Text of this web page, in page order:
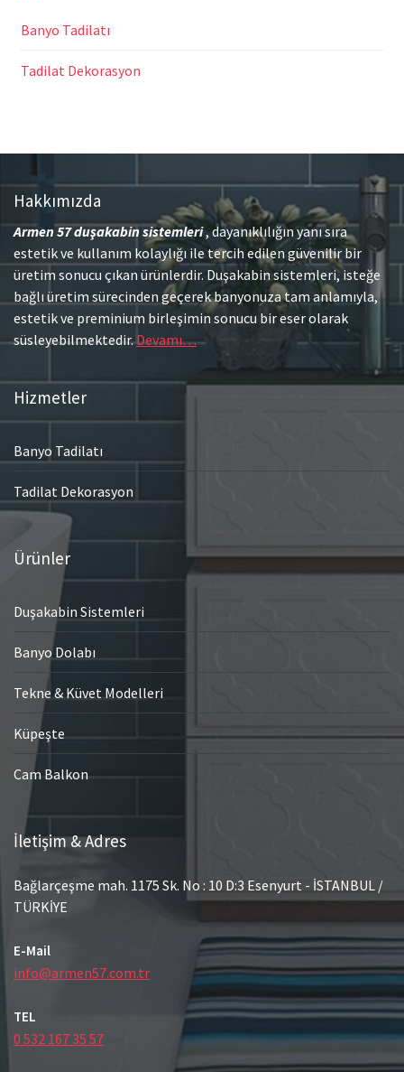
Banyo Tadilatı
Tadilat Dekorasyon
Hakkımızda
Armen 57duşakabin sistemleri, dayanıklılığın yanı sıra
estetik ve kullanım kolaylığı ile tercih edilen güvenilir bir
üretim sonucu çıkan ürünlerdir. Duşakabin sistemleri, isteğe
bağlı üretim sürecinden geçerek banyonuza tam anlamıyla,
estetik ve preminium birleşimin sonucu bir eser olarak
süsleyebilmektedir.Devamı…
Hizmetler
Banyo Tadilatı
Tadilat Dekorasyon
Ürünler
Duşakabin Sistemleri
Banyo Dolabı
Tekne & Küvet Modelleri
Küpeşte
Cam Balkon
İletişim & Adres
Bağlarçeşme mah. 1175 Sk. No : 10 D:3 Esenyurt - İSTANBUL /
TÜRKİYE
E-Mail
info@armen57.com.tr
TEL
0 532 167 35 57